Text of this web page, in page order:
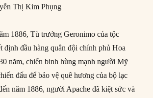
Thị Kim Phụng
1886, Tù trưởng Geronimo của tộc
định đầu hàng quân đội chính phủ Hoa
năm, chiến binh hùng mạnh người Mỹ
đấu để bảo vệ quê hương của bộ lạc
năm 1886, người Apache đã kiệt sức và